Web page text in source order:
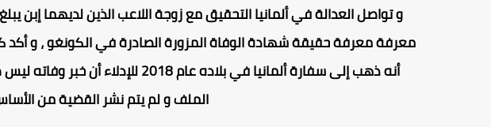
معرفة معرفة حقيقة شهادة الوفاة المزورة الصادرة في الكونغو ، و أكد
أنه ذهب إلى سفارة ألمانيا في بلاده عام
الملف و لم يتم نشر القضية من